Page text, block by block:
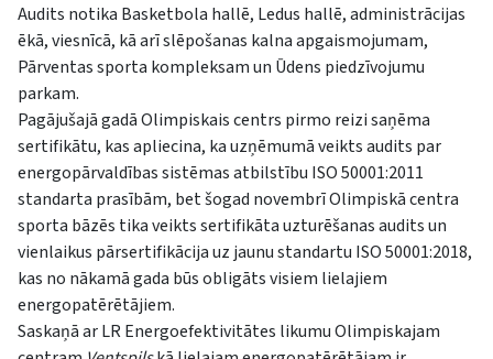
Audits notika Basketbola hallē, Ledus hallē, administrācijas
ēkā, viesnīcā, kā arī slēpošanas kalna apgaismojumam,
Pārventas sporta kompleksam un Ūdens piedzīvojumu
parkam.
Pagājušajā gadā Olimpiskais centrs pirmo reizi saņēma
sertifikātu, kas apliecina, ka uzņēmumā veikts audits par
energopārvaldības sistēmas atbilstību ISO 50001:2011
standarta prasībām, bet šogad novembrī Olimpiskā centra
sporta bāzēs tika veikts sertifikāta uzturēšanas audits un
vienlaikus pārsertifikācija uz jaunu standartu ISO 50001:2018,
kas no nākamā gada būs obligāts visiem lielajiem
energopatērētājiem.
Saskaņā ar LR Energoefektivitātes likumu Olimpiskajam